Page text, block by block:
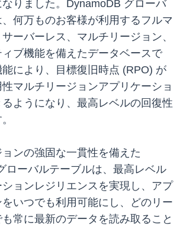
なりました。DynamoDB グローバ
何万ものお客様が利用するフルマ
ーバーレス、マルチリージョン、
ブ機能を備えたデータベースで
により、目標復旧時点 (RPO) が
マルチリージョンアプリケーショ
ようになり、最高レベルの回復性
ンの強固な一貫性を備えた
ローバルテーブルは、最高レベル
ョンレジリエンスを実現し、アプ
をいつでも利用可能にし、どのリー
常に最新のデータを読み取ること